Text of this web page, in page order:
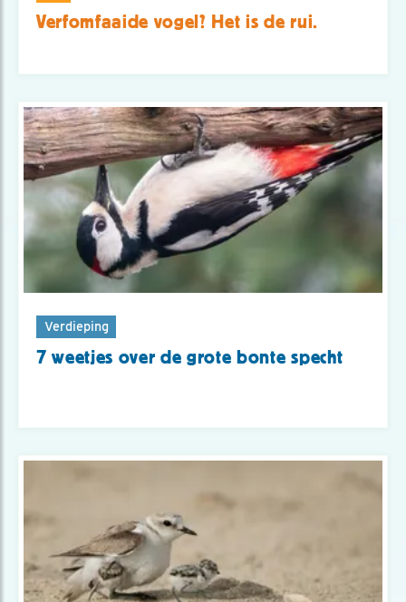
Verfomfaaide vogel? Het is de rui.
Verdieping
7 weetjes over de grote bonte specht